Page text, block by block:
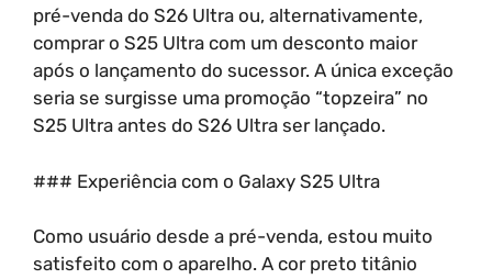
pré-venda do S26 Ultra ou, alternativamente,
comprar o S25 Ultra com um desconto maior
após o lançamento do sucessor. A única exceção
seria se surgisse uma promoção “topzeira” no
S25 Ultra antes do S26 Ultra ser lançado.
### Experiência com o Galaxy S25 Ultra
Como usuário desde a pré-venda, estou muito
satisfeito com o aparelho. A cor preto titânio